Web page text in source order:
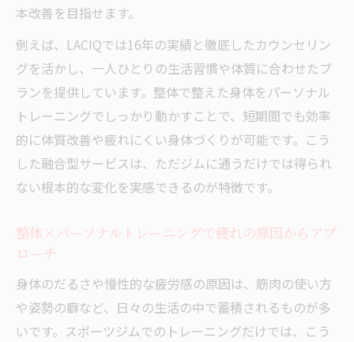
本改善を目指せます。
例えば、LACIQでは16年の実績と徹底したカウンセリン
グを活かし、一人ひとりの生活習慣や体質に合わせたプ
ランを提供しています。整体で整えた身体をパーソナル
トレーニングでしっかり動かすことで、短期間でも効率
的に体質改善や疲れにくい身体づくりが可能です。こう
した融合型サービスは、ただジムに通うだけでは得られ
ない根本的な変化を実感できるのが特徴です。
整体×パーソナルトレーニングで疲れの原因からアプ
ローチ
身体のだるさや慢性的な疲労感の原因は、筋肉の使い方
や姿勢の癖など、日々の生活の中で蓄積されるものが多
いです。スポーツジムでのトレーニングだけでは、こう